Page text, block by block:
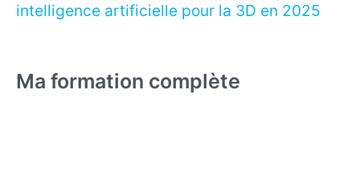
intelligence artificielle pour la 3D en 2025
Ma formation complète